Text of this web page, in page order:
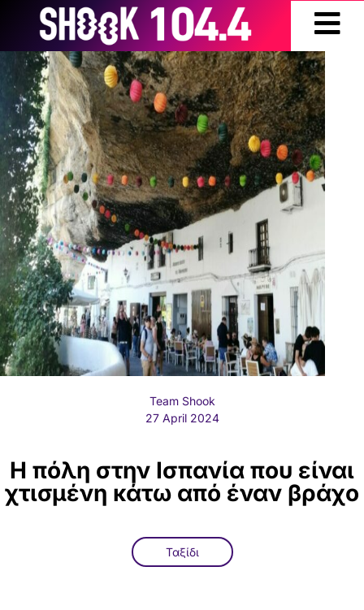
Team Shook
27 April 2024
Η πόλη στην Ισπανία που είναι
χτισμένη κάτω από έναν βράχο
Ταξίδι